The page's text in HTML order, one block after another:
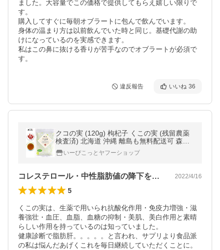
ました。大容量でこの価格で提供してもらえ嬉しい限りで
す。
購入してすぐに毎朝オブラートに包んで飲んでいます。
身体の温まり方は以前飲んでいた時と同じ。基礎代謝の助
けになっているのを実感できます。
私はこの鼻に抜ける香りが苦手なのでオブラートが必須で
す。
違反報告 いいね 36
クコの実 (120g) 枸杞子 くこの実 (残留農薬
検査済) 北海道 沖縄 離島も無料配送可 森の
こかげ 健リフ
いーぴこっとヤフーショップ
コレステロール・中性脂肪値の降下を願って 2022/4/16
5
くこの実は、生薬で用いられ抗酸化作用・免疫力増強・滋
養強壮・血圧、血脂、血糖の抑制・美肌、美白作用と素晴
らしい作用を持っているのは知っていました。
健康診断で脂肪肝。。。。。と言われ、サプリより食品派
の私は悩んだあげくこれを毎日継続していただくことに。